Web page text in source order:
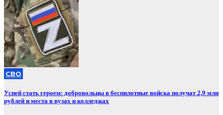
СВО
Успей стать героем: добровольцы в беспилотные войска получат 2,9 млн
рублей и места в вузах и колледжах